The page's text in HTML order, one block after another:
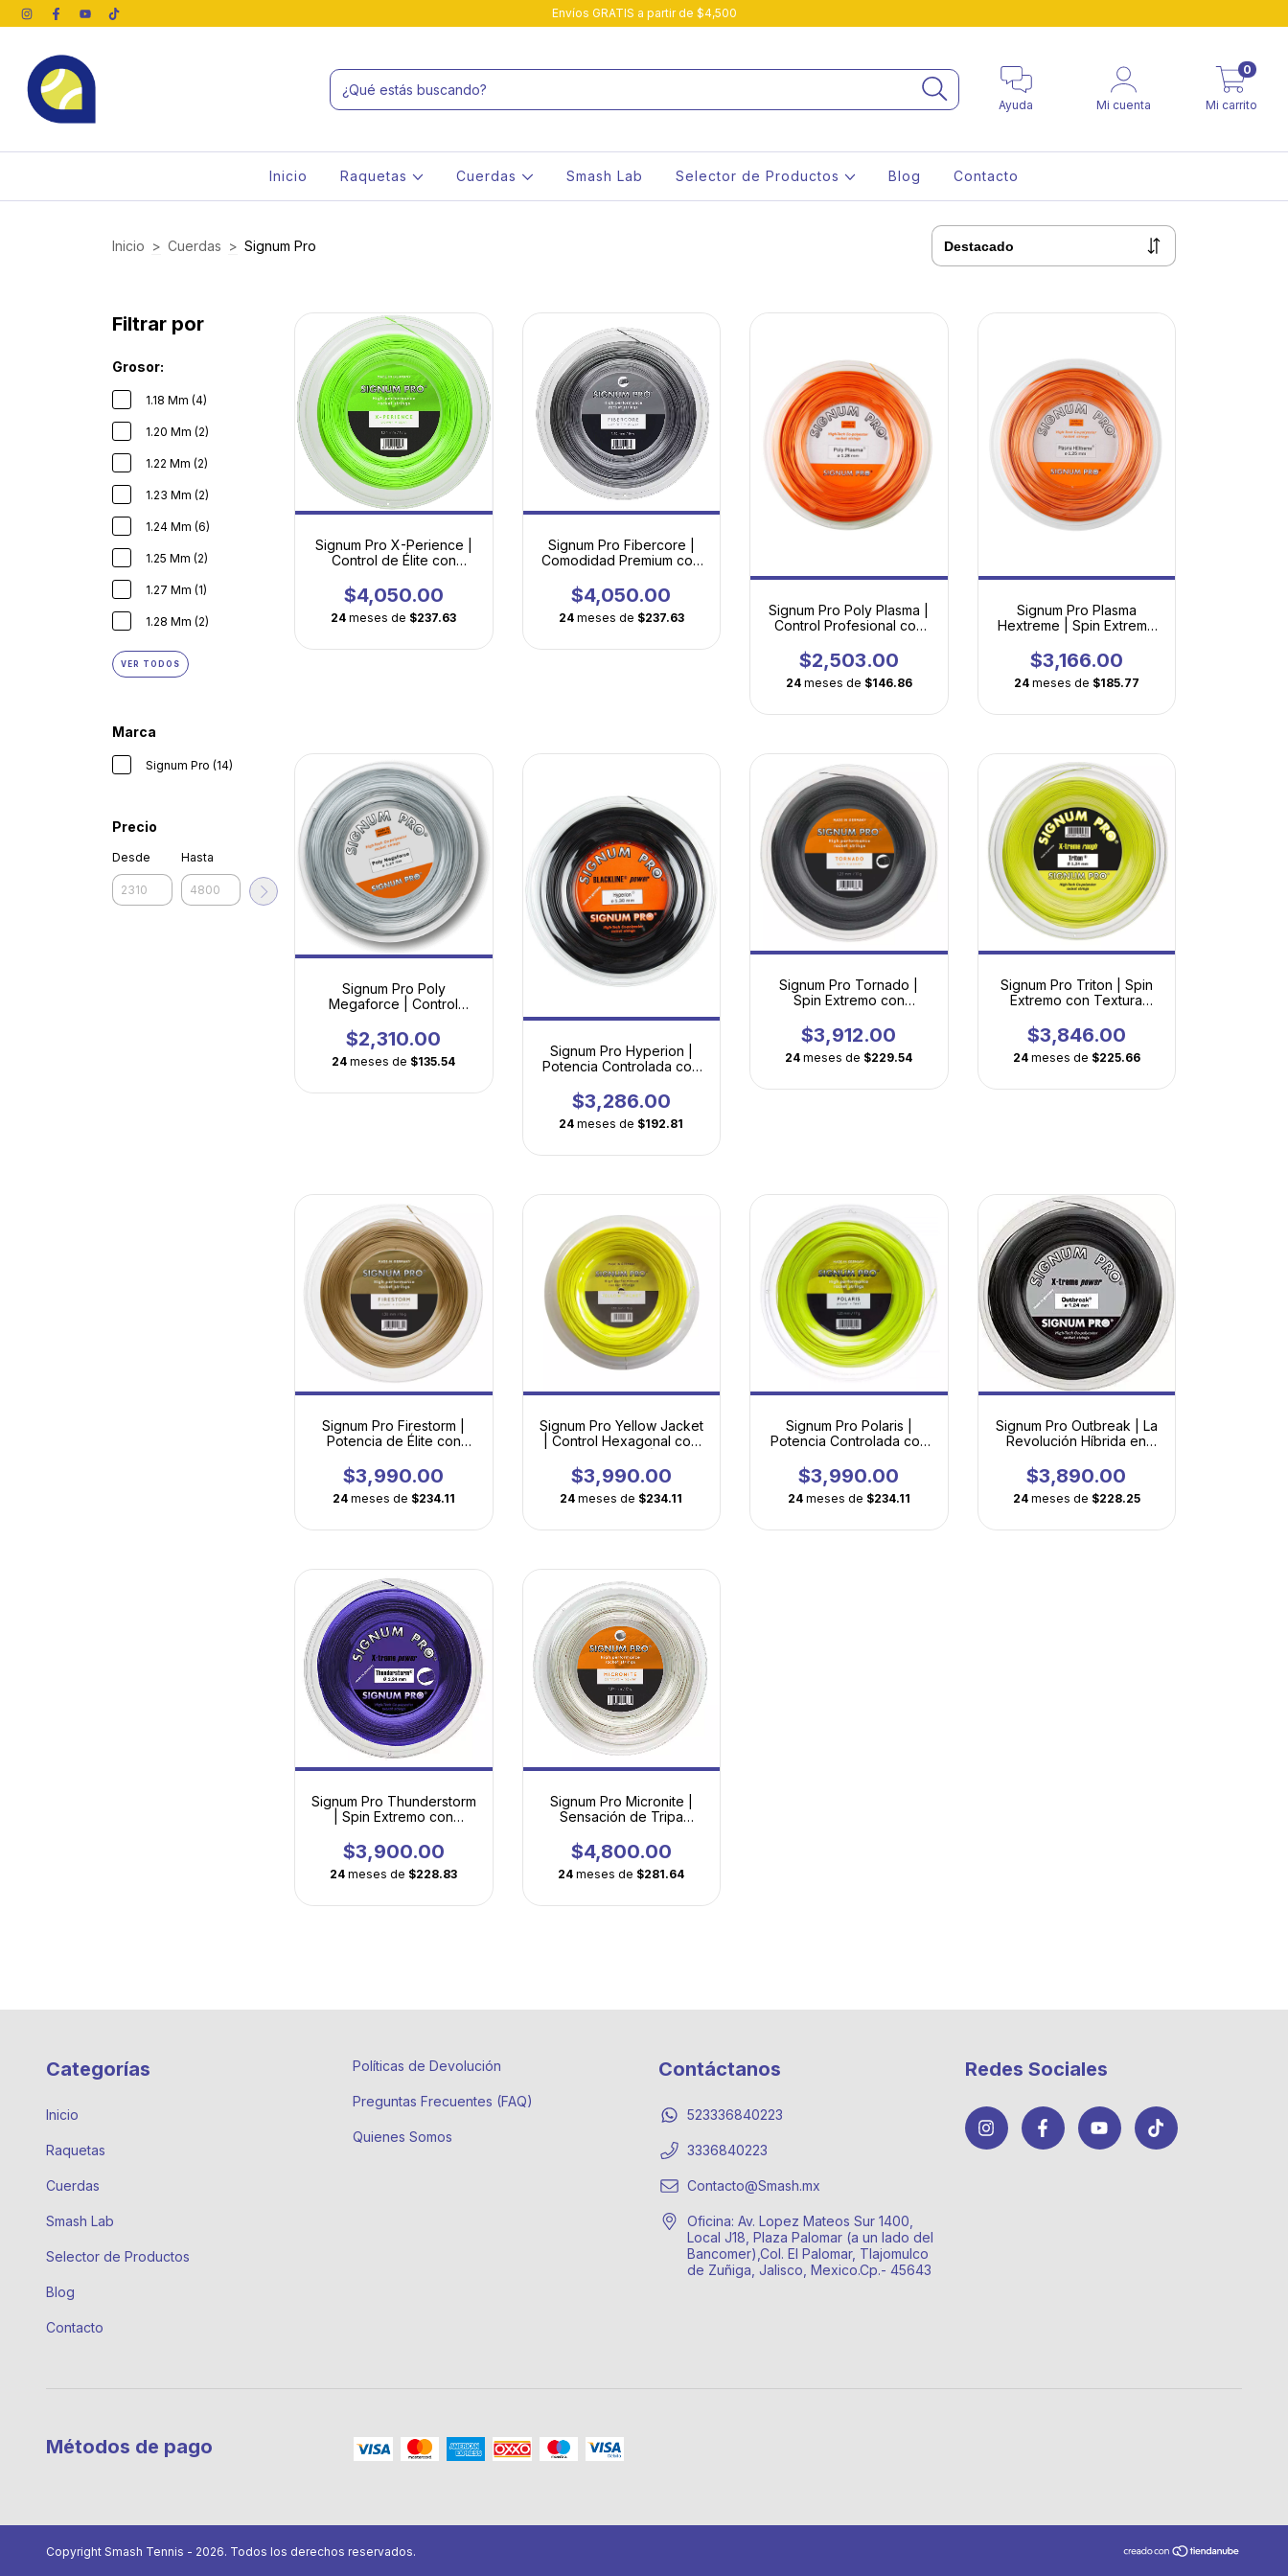
Envíos GRATIS a partir de $4,500
Ayuda Mi cuenta Mi carrito
0
Inicio Raquetas Cuerdas Smash Lab Selector de Productos Blog Contacto
Inicio > Cuerdas > Signum Pro
Filtrar por
Grosor:
1.18 Mm (4)
1.20 Mm (2)
1.22 Mm (2)
1.23 Mm (2)
1.24 Mm (6)
1.25 Mm (2)
1.27 Mm (1)
1.28 Mm (2)
VER TODOS
Marca
Signum Pro (14)
Precio
Desde Hasta
Signum Pro X-Perience |
Control de Élite con
$4,050.00
24 meses de $237.63
Signum Pro Fibercore |
Comodidad Premium con
$4,050.00
24 meses de $237.63
Signum Pro Poly Plasma |
Control Profesional con
$2,503.00
24 meses de $146.86
Signum Pro Plasma
Hextreme | Spin Extremo
Hexagonal Plasma
$3,166.00
24 meses de $185.77
Signum Pro Poly
Megaforce | Control
Profesional
$2,310.00
24 meses de $135.54
Signum Pro Hyperion |
Potencia Controlada con
$3,286.00
24 meses de $192.81
Signum Pro Tornado |
Spin Extremo con
Torsionada
$3,912.00
24 meses de $229.54
Signum Pro Triton | Spin
Extremo con Textura
$3,846.00
24 meses de $225.66
Signum Pro Firestorm |
Potencia de Élite con
$3,990.00
24 meses de $234.11
Signum Pro Yellow Jacket
| Control Hexagonal con
$3,990.00
24 meses de $234.11
Signum Pro Polaris |
Potencia Controlada con
$3,990.00
24 meses de $234.11
Signum Pro Outbreak | La
Revolución Híbrida en
$3,890.00
24 meses de $228.25
Signum Pro Thunderstorm
| Spin Extremo con
Torsionada
$3,900.00
24 meses de $228.83
Signum Pro Micronite |
Sensación de Tripa
Revolucionaria
$4,800.00
24 meses de $281.64
Categorías
Inicio
Raquetas
Cuerdas
Smash Lab
Selector de Productos
Blog
Contacto
Políticas de Devolución
Preguntas Frecuentes (FAQ)
Quienes Somos
Contáctanos
523336840223
3336840223
Contacto@Smash.mx
Oficina: Av. Lopez Mateos Sur 1400,
Local J18, Plaza Palomar (a un lado del
Bancomer),Col. El Palomar, Tlajomulco
de Zuñiga, Jalisco, Mexico.Cp.- 45643
Redes Sociales
Métodos de pago
Copyright Smash Tennis - 2026. Todos los derechos reservados.